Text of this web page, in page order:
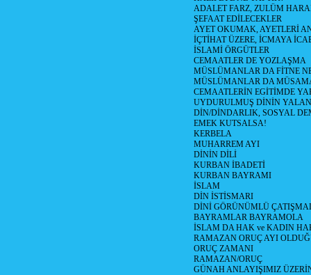
ADALET FARZ, ZULÜM
ŞEFAAT EDİLECEKLER
AYET OKUMAK, AYETLERİ
İÇTİHAT ÜZERE, İCMAYA
İSLAMİ ÖRGÜTLER
CEMAATLER DE YOZLAŞMA
MÜSLÜMANLAR DA FİTNE
MÜSLÜMANLAR DA
CEMAATLERİN EGİTİMDE
UYDURULMUŞ DİNİN
DİN/DİNDARLIK, SOSYAL
EMEK KUTSALSA!
KERBELA
MUHARREM AYI
DİNİN DİLİ
KURBAN İBADETİ
KURBAN BAYRAMI
İSLAM
DİN İSTİSMARI
DİNİ GÖRÜNÜMLÜ
BAYRAMLAR BAYRAMOLA
İSLAM DA HAK ve KADIN
RAMAZAN ORUÇ AYI
ORUÇ ZAMANI
RAMAZAN/ORUÇ
GÜNAH ANLAYIŞIMIZ